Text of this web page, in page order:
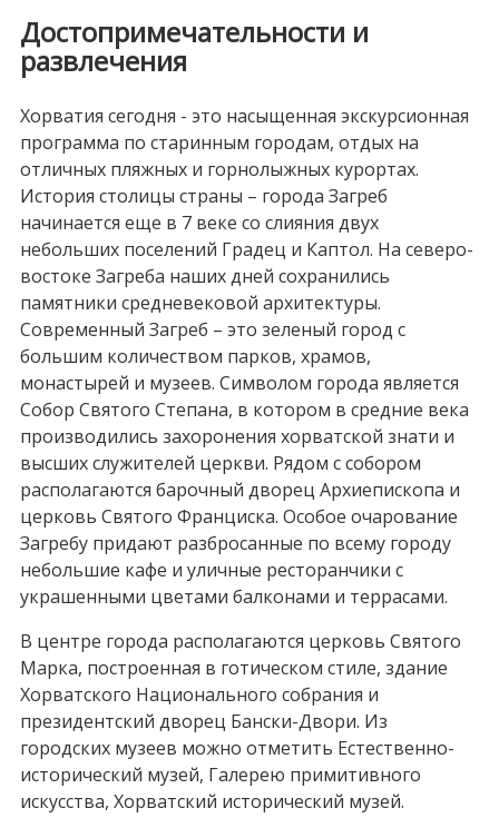
Достопримечательности и
развлечения
Хорватия сегодня - это насыщенная экскурсионная
программа по старинным городам, отдых на
отличных пляжных и горнолыжных курортах.
История столицы страны – города Загреб
начинается еще в 7 веке со слияния двух
небольших поселений Градец и Каптол. На северо-
востоке Загреба наших дней сохранились
памятники средневековой архитектуры.
Современный Загреб – это зеленый город с
большим количеством парков, храмов,
монастырей и музеев. Символом города является
Собор Святого Степана, в котором в средние века
производились захоронения хорватской знати и
высших служителей церкви. Рядом с собором
располагаются барочный дворец Архиепископа и
церковь Святого Франциска. Особое очарование
Загребу придают разбросанные по всему городу
небольшие кафе и уличные ресторанчики с
украшенными цветами балконами и террасами.
В центре города располагаются церковь Святого
Марка, построенная в готическом стиле, здание
Хорватского Национального собрания и
президентский дворец Бански-Двори. Из
городских музеев можно отметить Естественно-
исторический музей, Галерею примитивного
искусства, Хорватский исторический музей.